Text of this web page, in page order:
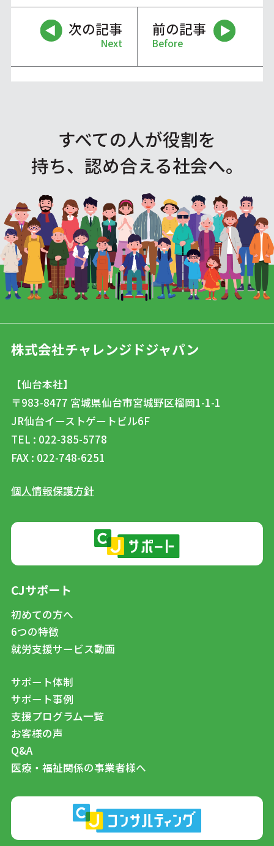
次の記事
Next
前の記事
Before
すべての人が役割を
持ち、認め合える社会へ。
株式会社チャレンジドジャパン
【仙台本社】
〒983-8477 宮城県仙台市宮城野区榴岡1-1-1
JR仙台イーストゲートビル6F
TEL : 022-385-5778
FAX : 022-748-6251
個人情報保護方針
CJサポート
初めての方へ
6つの特徴
就労支援サービス動画
サポート体制
サポート事例
支援プログラム一覧
お客様の声
Q&A
医療・福祉関係の事業者様へ